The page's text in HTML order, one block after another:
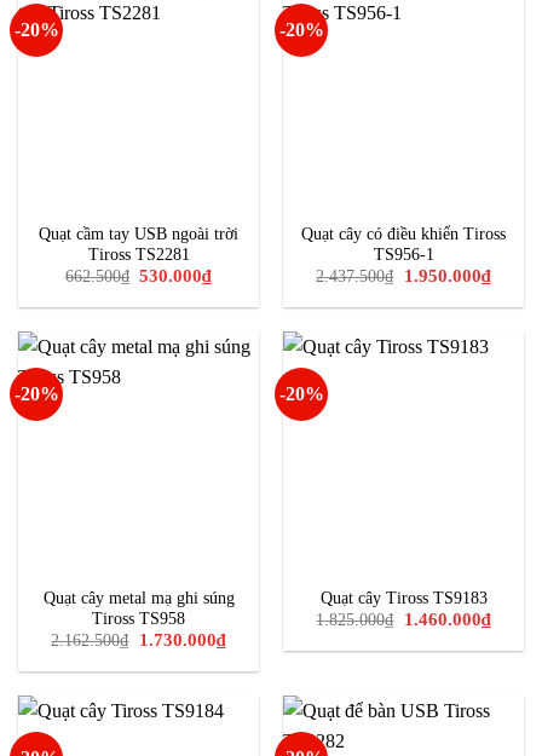
-20%
Quạt cầm tay USB ngoài trời
Tiross TS2281
662.500₫ Giá
là:
530.000₫Giá
hiện
tại
530.000₫.
-20%
Quạt cây có điều khiển Tiross
TS956-1
2.437.500₫
Giá
là:
1.950.000₫Giá
hiện
tại
-20%
Quạt cây metal mạ ghi súng
Tiross TS958
2.162.500₫
Giá
là:
1.730.000₫Giá
hiện
tại
1.730.000₫.
-20%
Quạt cây Tiross TS9183
1.825.000₫
Giá
là:
1.460.000₫Giá
hiện
tại